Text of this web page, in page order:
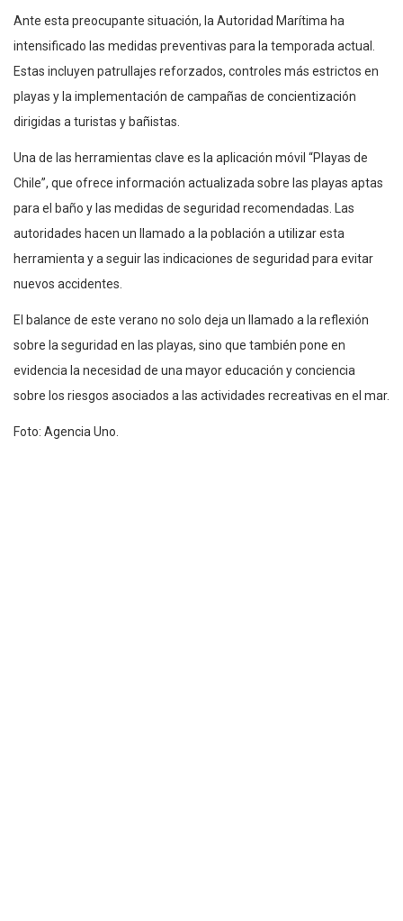
Ante esta preocupante situación, la Autoridad Marítima ha
intensificado las medidas preventivas para la temporada actual.
Estas incluyen patrullajes reforzados, controles más estrictos en
playas y la implementación de campañas de concientización
dirigidas a turistas y bañistas.
Una de las herramientas clave es la aplicación móvil “Playas de
Chile”, que ofrece información actualizada sobre las playas aptas
para el baño y las medidas de seguridad recomendadas. Las
autoridades hacen un llamado a la población a utilizar esta
herramienta y a seguir las indicaciones de seguridad para evitar
nuevos accidentes.
El balance de este verano no solo deja un llamado a la reflexión
sobre la seguridad en las playas, sino que también pone en
evidencia la necesidad de una mayor educación y conciencia
sobre los riesgos asociados a las actividades recreativas en el mar.
Foto: Agencia Uno.